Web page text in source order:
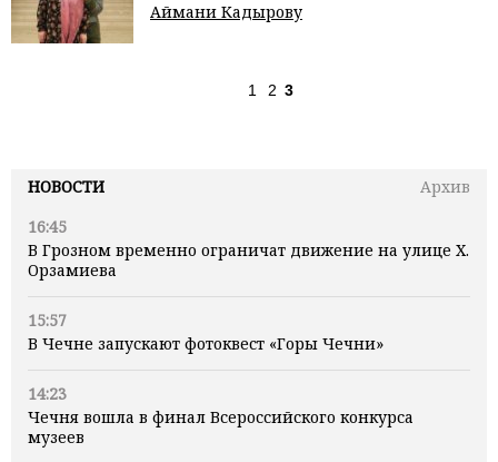
НОВОСТИ
Архив
16:45
В Грозном временно ограничат движение на улице Х.
Орзамиева
15:57
В Чечне запускают фотоквест «Горы Чечни»
14:23
Чечня вошла в финал Всероссийского конкурса
музеев
Аймани Кадырову
1 2 3